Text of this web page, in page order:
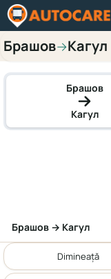
Брашов→Кагул
Брашов
Кагул
Брашов → Кагул
Dimineață